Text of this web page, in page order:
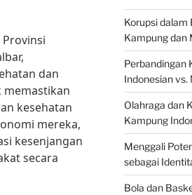
dan
memastikan
kesehatan
mereka,
kesenjangan
secara
Korupsi dalam
Kampung dan
Perbandingan
Indonesian vs.
Olahraga dan
Kampung
Menggali
sebagai
Bola dan